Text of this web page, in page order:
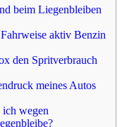
beim Liegenbleiben
aktiv Benzin
den Spritverbrauch
meines Autos
wegen